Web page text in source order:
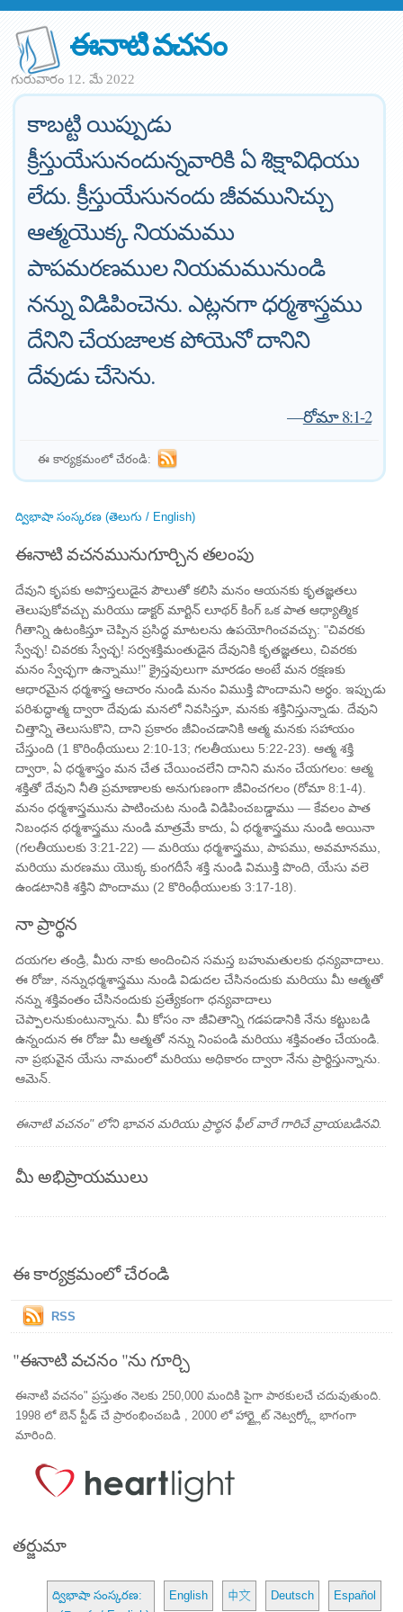
ఈనాటి వచనం
గురువారం 12. మే 2022
కాబట్టి యిప్పుడు
క్రీస్తుయేసునందున్నవారికి ఏ శిక్షావిధియు
లేదు. క్రీస్తుయేసునందు జీవమునిచ్చు
ఆత్మయొక్క నియమము
పాపమరణముల నియమమునుండి
నన్ను విడిపించెను. ఎట్లనగా ధర్మశాస్త్రము
దేనిని చేయజాలక పోయెనో దానిని
దేవుడు చేసెను.
—రోమా 8:1-2
ఈ కార్యక్రమంలో చేరండి:
ద్విభాషా సంస్కరణ (తెలుగు / English)
ఈనాటి వచనమునుగూర్చిన తలంపు
దేవుని కృపకు అపొస్తలుడైన పౌలుతో కలిసి మనం ఆయనకు కృతజ్ఞతలు
తెలుపుకోవచ్చు మరియు డాక్టర్ మార్టిన్ లూథర్ కింగ్ ఒక పాత ఆధ్యాత్మిక
గీతాన్ని ఉటంకిస్తూ చెప్పిన ప్రసిద్ధ మాటలను ఉపయోగించవచ్చు: "చివరకు
స్వేచ్ఛ! చివరకు స్వేచ్ఛ! సర్వశక్తిమంతుడైన దేవునికి కృతజ్ఞతలు, చివరకు
మనం స్వేచ్ఛగా ఉన్నాము!" క్రైస్తవులుగా మారడం అంటే మన రక్షణకు
ఆధారమైన ధర్మశాస్త్ర ఆచారం నుండి మనం విముక్తి పొందామని అర్థం. ఇప్పుడు
పరిశుద్ధాత్మ ద్వారా దేవుడు మనలో నివసిస్తూ, మనకు శక్తినిస్తున్నాడు. దేవుని
చిత్తాన్ని తెలుసుకొని, దాని ప్రకారం జీవించడానికి ఆత్మ మనకు సహాయం
చేస్తుంది (1 కొరింథీయులు 2:10-13; గలతీయులు 5:22-23). ఆత్మ శక్తి
ద్వారా, ఏ ధర్మశాస్త్రం మన చేత చేయించలేని దానిని మనం చేయగలం: ఆత్మ
శక్తితో దేవుని నీతి ప్రమాణాలకు అనుగుణంగా జీవించగలం (రోమా 8:1-4).
మనం ధర్మశాస్త్రమును పాటించుట నుండి విడిపించబడ్డాము — కేవలం పాత
నిబంధన ధర్మశాస్త్రము నుండి మాత్రమే కాదు, ఏ ధర్మశాస్త్రము నుండి అయినా
(గలతీయులకు 3:21-22) — మరియు ధర్మశాస్త్రము, పాపము, అవమానము,
మరియు మరణము యొక్క కుంగదీసే శక్తి నుండి విముక్తి పొంది, యేసు వలె
ఉండటానికి శక్తిని పొందాము (2 కొరింథీయులకు 3:17-18).
నా ప్రార్థన
దయగల తండ్రి, మీరు నాకు అందించిన సమస్త బహుమతులకు ధన్యవాదాలు.
ఈ రోజు, నన్నుధర్మశాస్త్రము నుండి విడుదల చేసినందుకు మరియు మీ ఆత్మతో
నన్ను శక్తివంతం చేసినందుకు ప్రత్యేకంగా ధన్యవాదాలు
చెప్పాలనుకుంటున్నాను. మీ కోసం నా జీవితాన్ని గడపడానికి నేను కట్టుబడి
ఉన్నందున ఈ రోజు మీ ఆత్మతో నన్ను నింపండి మరియు శక్తివంతం చేయండి.
నా ప్రభువైన యేసు నామంలో మరియు అధికారం ద్వారా నేను ప్రార్థిస్తున్నాను.
ఆమెన్.
ఈనాటి వచనం" లోని భావన మరియు ప్రార్థన ఫీల్ వారే గారిచే వ్రాయబడినవి.
మీ అభిప్రాయములు
ఈ కార్యక్రమంలో చేరండి
RSS
"ఈనాటి వచనం "ను గూర్చి
ఈనాటి వచనం" ప్రస్తుతం నెలకు 250,000 మందికి పైగా పాఠకులచే చదువుతుంది.
1998 లో బెన్ స్టీడ్ చే ప్రారంభించబడి , 2000 లో హార్ట్లైట్ నెట్వర్క్లో భాగంగా
మారింది.
తర్జుమా
ద్విభాషా సంస్కరణ:
English 中文 Deutsch Español